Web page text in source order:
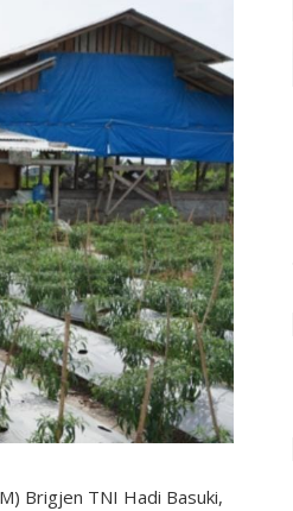
Brigjen TNI Hadi Basuki,